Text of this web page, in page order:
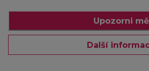
Upozorni mě
Další